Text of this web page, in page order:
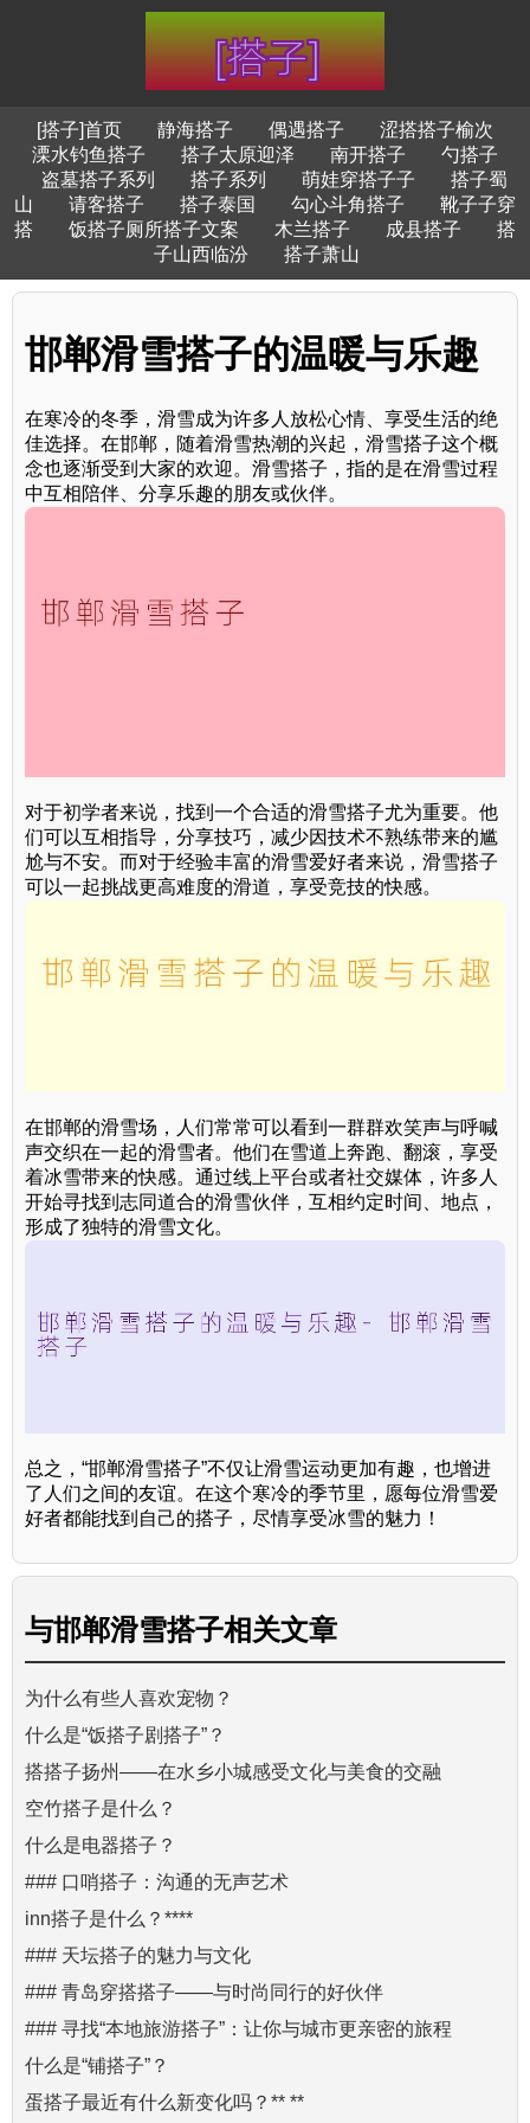
[搭子]首页 静海搭子 偶遇搭子
涩搭搭子榆次
溧水钓鱼搭子
搭子太原迎泽 南开搭子
勺搭子
盗墓搭子系列
搭子系列 萌娃穿搭子子
搭子蜀
山
请客搭子 搭子泰国 勾心斗角搭子
靴子子穿
搭
饭搭子厕所搭子文案 木兰搭子 成县搭子
搭
子山西临汾
搭子萧山
邯郸滑雪搭子的温暖与乐趣
在寒冷的冬季，滑雪成为许多人放松心情、享受生活的绝
佳选择。在邯郸，随着滑雪热潮的兴起，滑雪搭子这个概
念也逐渐受到大家的欢迎。滑雪搭子，指的是在滑雪过程
中互相陪伴、分享乐趣的朋友或伙伴。
对于初学者来说，找到一个合适的滑雪搭子尤为重要。他
们可以互相指导，分享技巧，减少因技术不熟练带来的尴
尬与不安。而对于经验丰富的滑雪爱好者来说，滑雪搭子
可以一起挑战更高难度的滑道，享受竞技的快感。
在邯郸的滑雪场，人们常常可以看到一群群欢笑声与呼喊
声交织在一起的滑雪者。他们在雪道上奔跑、翻滚，享受
着冰雪带来的快感。通过线上平台或者社交媒体，许多人
开始寻找到志同道合的滑雪伙伴，互相约定时间、地点，
形成了独特的滑雪文化。
总之，“邯郸滑雪搭子”不仅让滑雪运动更加有趣，也增进
了人们之间的友谊。在这个寒冷的季节里，愿每位滑雪爱
好者都能找到自己的搭子，尽情享受冰雪的魅力！
与邯郸滑雪搭子相关文章
为什么有些人喜欢宠物？
什么是“饭搭子剧搭子”？
搭搭子扬州——在水乡小城感受文化与美食的交融
空竹搭子是什么？
什么是电器搭子？
### 口哨搭子：沟通的无声艺术
inn搭子是什么？****
### 天坛搭子的魅力与文化
### 青岛穿搭搭子——与时尚同行的好伙伴
### 寻找“本地旅游搭子”：让你与城市更亲密的旅程
什么是“铺搭子”？
蛋搭子最近有什么新变化吗？** **